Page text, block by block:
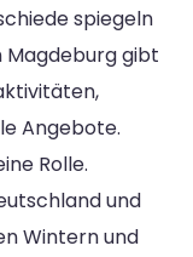
spiegeln
Magdeburg gibt
Angebote.
Rolle.
und
Wintern und